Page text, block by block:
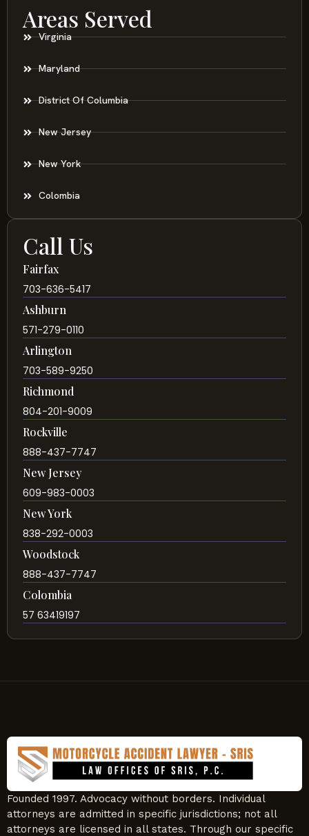
Areas Served
Virginia
Maryland
District Of Columbia
New Jersey
New York
Colombia
Call Us
Fairfax
703-636-5417
Ashburn
571-279-0110
Arlington
703-589-9250
Richmond
804-201-9009
Rockville
888-437-7747
New Jersey
609-983-0003
New York
838-292-0003
Woodstock
888-437-7747
Colombia
57 63419197
Founded 1997. Advocacy without borders. Individual
attorneys are admitted in specific jurisdictions; not all
attorneys are licensed in all states. Through our specific